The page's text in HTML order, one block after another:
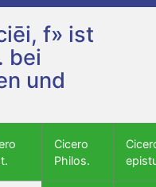
f» ist
bei
und
Cicero
Philos.